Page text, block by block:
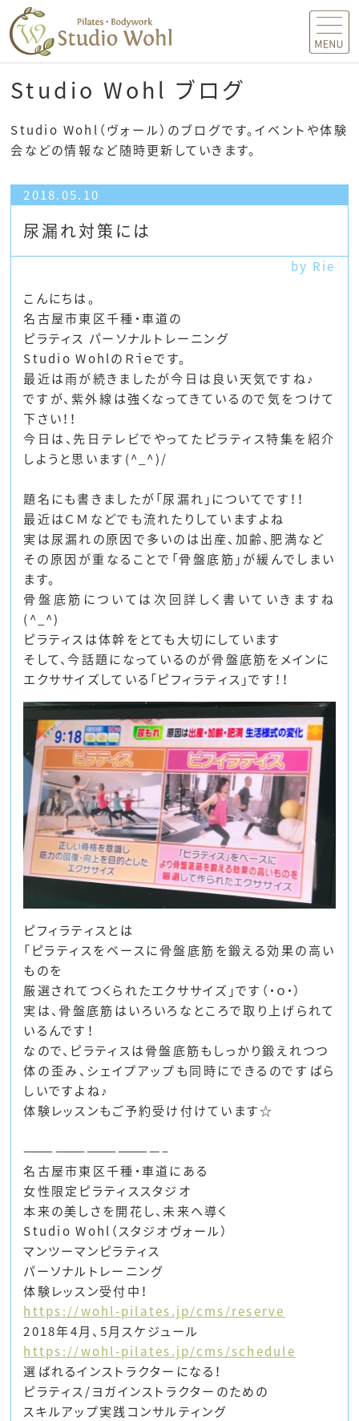
MENU
Studio Wohl ブログ
Studio Wohl（ヴォール）のブログです。イベントや体験
会などの情報など随時更新していきます。
2018.05.10
尿漏れ対策には
by Rie
こんにちは。
名古屋市東区千種・車道の
ピラティス パーソナルトレーニング
Studio WohlのＲｉｅです。
最近は雨が続きましたが今日は良い天気ですね♪
ですが、紫外線は強くなってきているので気をつけて
下さい！！
今日は、先日テレビでやってたピラティス特集を紹介
しようと思います(^_^)/
題名にも書きましたが「尿漏れ」についてです！！
最近はＣＭなどでも流れたりしていますよね
実は尿漏れの原因で多いのは出産、加齢、肥満など
その原因が重なることで「骨盤底筋」が緩んでしまい
ます。
骨盤底筋については次回詳しく書いていきますね
(^_^)
ピラティスは体幹をとても大切にしています
そして、今話題になっているのが骨盤底筋をメインに
エクササイズしている「ピフィラティス」です！！
ピフィラティスとは
「ピラティスをベースに骨盤底筋を鍛える効果の高い
ものを
厳選されてつくられたエクササイズ」です（・ｏ・）
実は、骨盤底筋はいろいろなところで取り上げられて
いるんです！
なので、ピラティスは骨盤底筋もしっかり鍛えれつつ
体の歪み、シェイプアップも同時にできるのですばら
しいですよね♪
体験レッスンもご予約受け付けています☆
—————————————–
名古屋市東区千種・車道にある
女性限定ピラティススタジオ
本来の美しさを開花し、未来へ導く
Studio Wohl（スタジオヴォール）
マンツーマンピラティス
パーソナルトレーニング
体験レッスン受付中！
https://wohl-pilates.jp/cms/reserve
2018年4月、5月スケジュール
https://wohl-pilates.jp/cms/schedule
選ばれるインストラクターになる！
ピラティス/ヨガインストラクターのための
スキルアップ実践コンサルティング